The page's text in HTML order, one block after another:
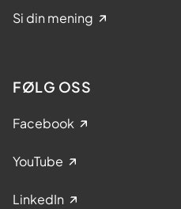
Si din mening
FØLG OSS
Facebook
YouTube
LinkedIn